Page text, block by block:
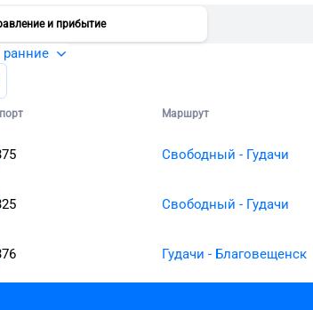
и прибытие
ранние
Маршрут
Свободный - Гудачи
Свободный - Гудачи
Гудачи - Благовещенск